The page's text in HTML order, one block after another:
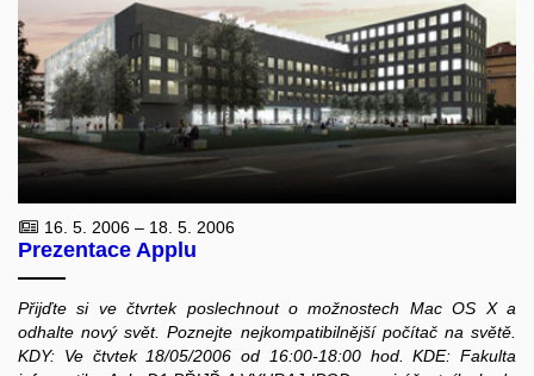
16. 5. 2006 – 18. 5. 2006
Prezentace Applu
Přijďte si ve čtvrtek poslechnout o možnostech Mac OS X a
odhalte nový svět. Poznejte nejkompatibilnější počítač na světě.
KDY: Ve čtvtek 18/05/2006 od 16:00-18:00 hod. KDE: Fakulta